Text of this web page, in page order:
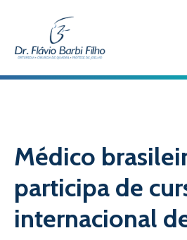
Médico
participa de
internacional